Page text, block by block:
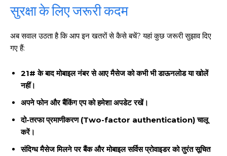
सुरक्षा के लिए जरूरी कदम
अब सवाल उठता है कि आप इन खतरों से कैसे बचें? यहां कुछ जरूरी सुझाव दिए
गए हैं:
21# के बाद मोबाइल नंबर से आए मैसेज को कभी भी डाऊनलोड या खोलें
नहीं।
अपने फोन और बैंकिंग एप को हमेशा अपडेट रखें।
दो-तरफा प्रमाणीकरण (Two-factor authentication) चालू
करें।
संदिग्ध मैसेज मिलने पर बैंक और मोबाइल सर्विस प्रोवाइडर को तुरंत सूचित